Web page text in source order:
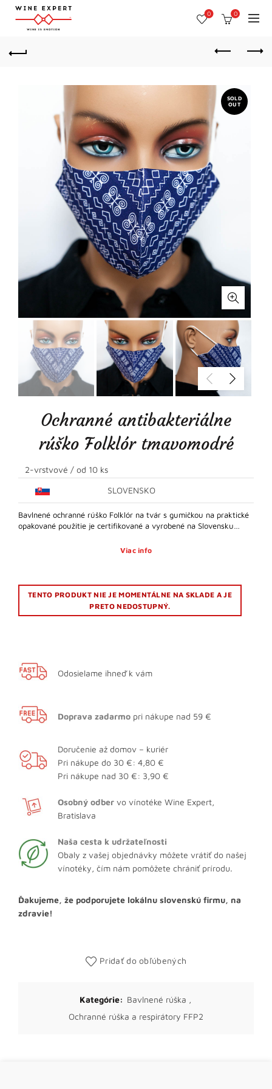
0 0
SOLD
OUT
Ochranné antibakteriálne
rúško Folklór tmavomodré
2-vrstvové / od 10 ks
SLOVENSKO
Bavlnené ochranné rúško Folklór na tvár s gumičkou na praktické
opakované použitie je certifikované a vyrobené na Slovensku…
Viac info
TENTO PRODUKT NIE JE MOMENTÁLNE NA SKLADE A JE
PRETO NEDOSTUPNÝ.
Odosielame ihneď k vám
Doprava zadarmo pri nákupe nad 59 €
Doručenie až domov – kuriér
Pri nákupe do 30 €: 4,80 €
Pri nákupe nad 30 €: 3,90 €
Osobný odber vo vínotéke Wine Expert,
Bratislava
Naša cesta k udržateľnosti
Obaly z vašej objednávky môžete vrátiť do našej
vínotéky, čím nám pomôžete chrániť prírodu.
Ďakujeme, že podporujete lokálnu slovenskú firmu, na
zdravie!
Pridať do obľúbených
Kategórie: Bavlnené rúška ,
Ochranné rúška a respirátory FFP2